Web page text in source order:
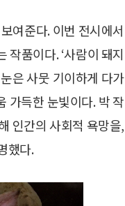
여준다. 이번 전시에서
작품이다. ‘사람이 돼지
은 사뭇 기이하게 다가
가득한 눈빛이다. 박 작
인간의 사회적 욕망을,
했다.